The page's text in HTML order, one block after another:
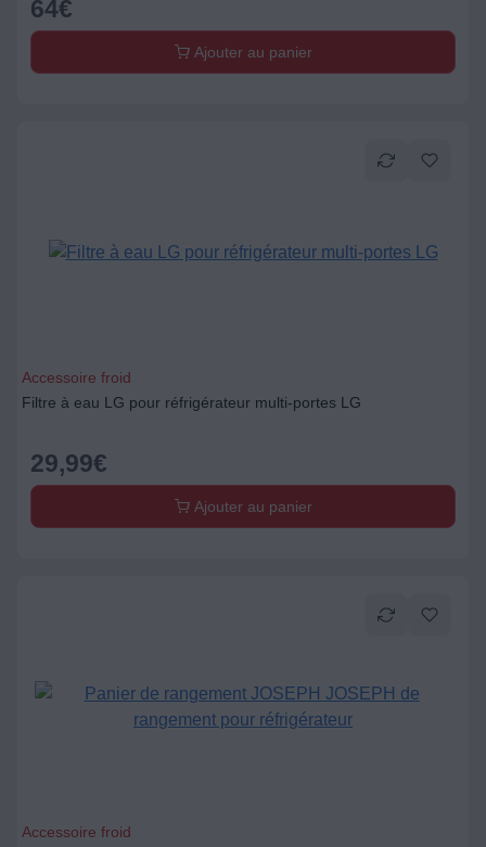
64€
Ajouter au panier
Accessoire froid
Filtre à eau LG pour réfrigérateur multi-portes LG
29,99€
Ajouter au panier
Accessoire froid